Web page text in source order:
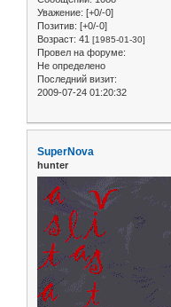
Уважение: [+0/-0]
Позитив: [+0/-0]
Возраст: 41 [1985-01-30]
Провел на форуме:
Не определено
Последний визит:
2009-07-24 01:20:32
SuperNova
hunter